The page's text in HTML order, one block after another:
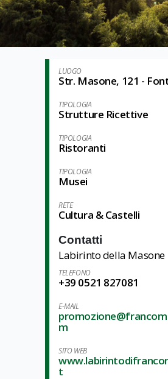
LUOGO
Str. Masone, 121 -
TIPOLOGIA
Strutture Ricettive
TIPOLOGIA
Ristoranti
TIPOLOGIA
Musei
RETE
Cultura & Castelli
Contatti
Labirinto della Masone
TELEFONO
+39 0521 827081
E-MAIL
m
SITO WEB
t